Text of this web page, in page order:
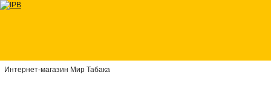
Интернет-магазин Мир Табака